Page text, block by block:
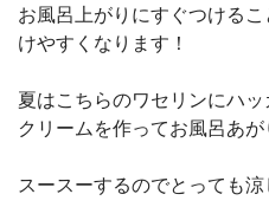
お風呂上がりにすぐつける
けやすくなります！
夏はこちらのワセリンにハ
クリームを作ってお風呂あが
スースーするのでとっても涼